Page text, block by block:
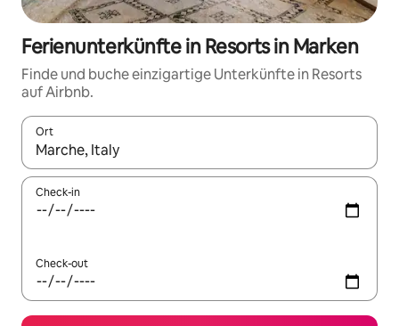
Ferienunterkünfte in Resorts in Marken
Finde und buche einzigartige Unterkünfte in Resorts
auf Airbnb.
Ort
Wenn Ergebnisse verfügbar sind, navigiere mit den
Check-in
Check-out